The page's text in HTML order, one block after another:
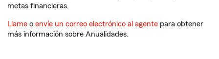
metas financieras.
Llame o envíe un correo electrónico al agente para obtener
más información sobre Anualidades.